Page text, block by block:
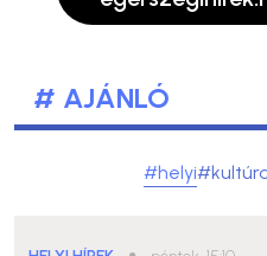
# AJÁNLÓ
#helyi